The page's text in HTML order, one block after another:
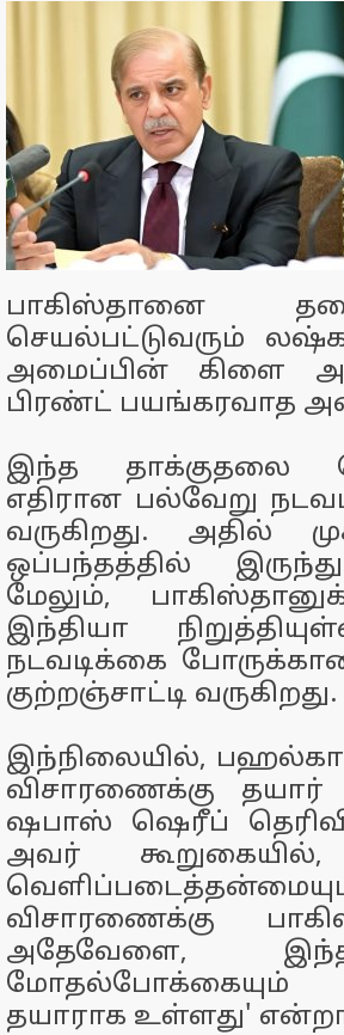
பாகிஸ்தானை
செயல்பட்டுவரும்
அமைப்பின் கிளை
பிரண்ட் பயங்கரவாத
இந்த தாக்குதலை
எதிரான பல்வேறு
வருகிறது. அதில்
ஒப்பந்தத்தில்
மேலும்,
இந்தியா
நடவடிக்கை
குற்றஞ்சாட்டி வருகிறது.
இந்நிலையில்,
விசாரணைக்கு தயார்
ஷபாஸ் ஷெரீப்
அவர்
விசாரணைக்கு
அதேவேளை,
மோதல்போக்கையும்
தயாராக உள்ளது'